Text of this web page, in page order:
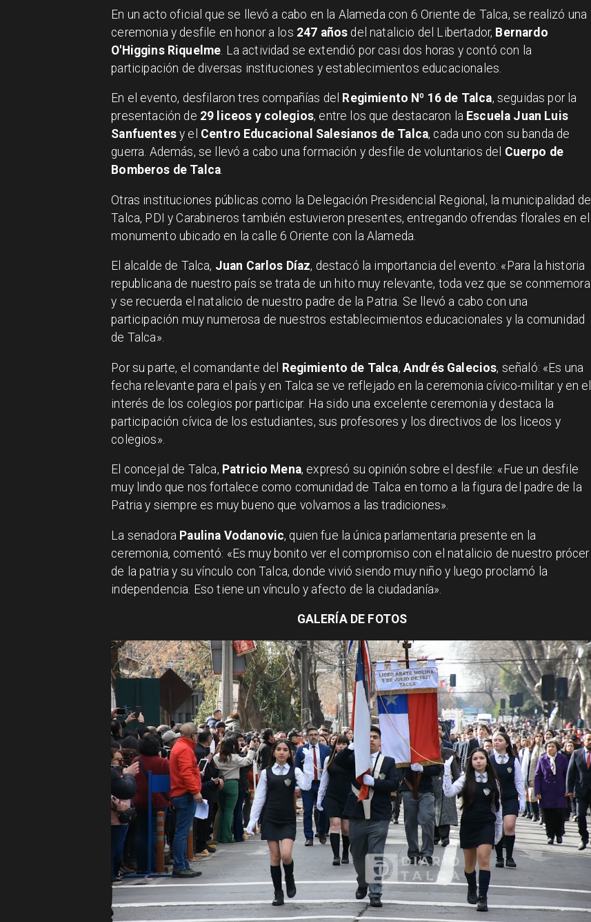
En un acto oficial que se llevó a cabo en la Alameda con 6 Oriente de Talca, se realizó una
ceremonia y desfile en honor a los 247 años del natalicio del Libertador, Bernardo
O'Higgins Riquelme . La actividad se extendió por casi dos horas y contó con la
participación de diversas instituciones y establecimientos educacionales.
En el evento, desfilaron tres compañías del Regimiento Nº 16 de Talca, seguidas por la
presentación de 29 liceos y colegios, entre los que destacaron la Escuela Juan Luis
Sanfuentesy el Centro Educacional Salesianos de Talca, cada uno con su banda de
guerra. Además, se llevó a cabo una formación y desfile de voluntarios del Cuerpo de
Bomberos de Talca.
Otras instituciones públicas como la Delegación Presidencial Regional, la municipalidad de
Talca, PDI y Carabineros también estuvieron presentes, entregando ofrendas florales en el
monumento ubicado en la calle 6 Oriente con la Alameda.
El alcalde de Talca, Juan Carlos Díaz, destacó la importancia del evento: «Para la historia
republicana de nuestro país se trata de un hito muy relevante, toda vez que se conmemora
y se recuerda el natalicio de nuestro padre de la Patria. Se llevó a cabo con una
participación muy numerosa de nuestros establecimientos educacionales y la comunidad
de Talca».
Por su parte, el comandante del Regimiento de Talca, Andrés Galecios, señaló: «Es una
fecha relevante para el país y en Talca se ve reflejado en la ceremonia cívico-militar y en el
interés de los colegios por participar. Ha sido una excelente ceremonia y destaca la
participación cívica de los estudiantes, sus profesores y los directivos de los liceos y
colegios».
El concejal de Talca, Patricio Mena, expresó su opinión sobre el desfile: «Fue un desfile
muy lindo que nos fortalece como comunidad de Talca en torno a la figura del padre de la
Patria y siempre es muy bueno que volvamos a las tradiciones».
La senadora Paulina Vodanovic, quien fue la única parlamentaria presente en la
ceremonia, comentó: «Es muy bonito ver el compromiso con el natalicio de nuestro prócer
de la patria y su vínculo con Talca, donde vivió siendo muy niño y luego proclamó la
independencia. Eso tiene un vínculo y afecto de la ciudadanía».
GALERÍA DE FOTOS